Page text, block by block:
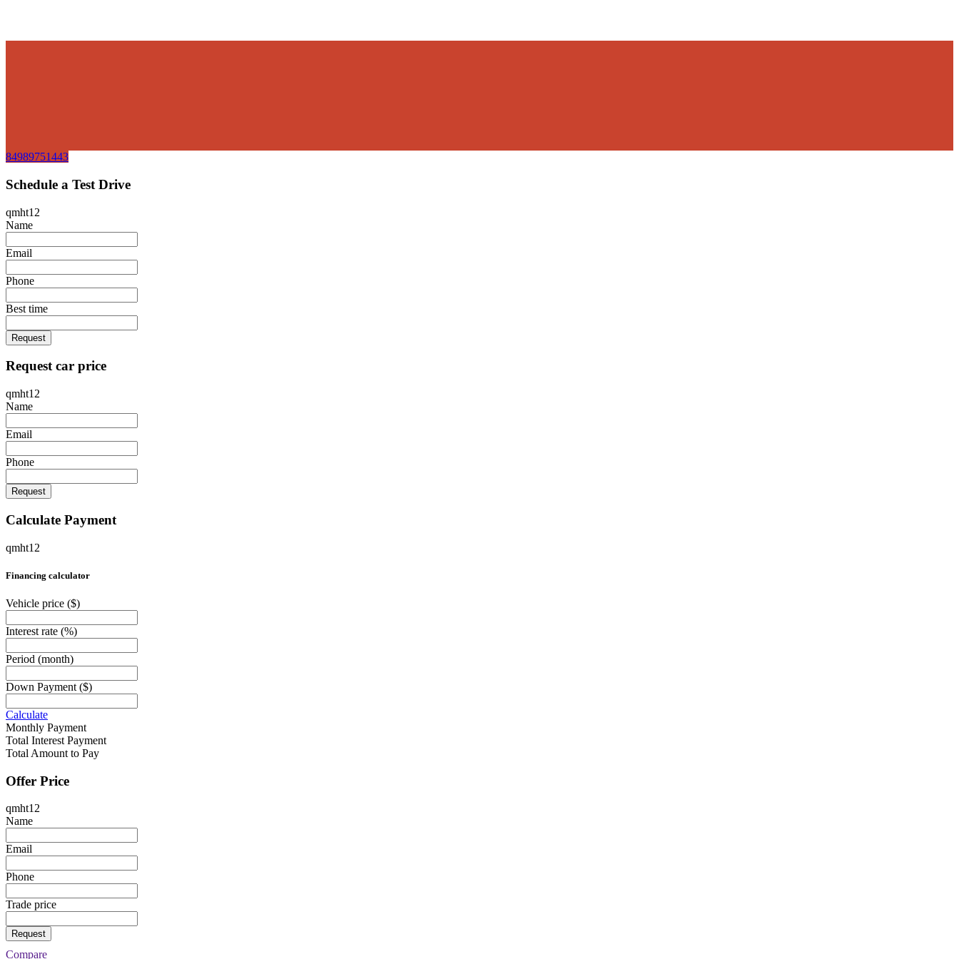
84989751443
Schedule a Test Drive
qmht12
Name
Email
Phone
Best time
Request
Request car price
qmht12
Name
Email
Phone
Request
Calculate Payment
qmht12
Financing calculator
Vehicle price ($)
Interest rate (%)
Period (month)
Down Payment ($)
Calculate
Monthly Payment
Total Interest Payment
Total Amount to Pay
Offer Price
qmht12
Name
Email
Phone
Trade price
Request
Compare